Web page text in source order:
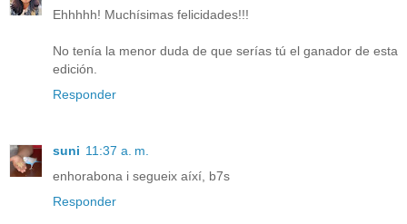
Ehhhhh! Muchísimas felicidades!!!
No tenía la menor duda de que serías tú el ganador de esta
edición.
Responder
suni 11:37 a. m.
enhorabona i segueix aíxí, b7s
Responder